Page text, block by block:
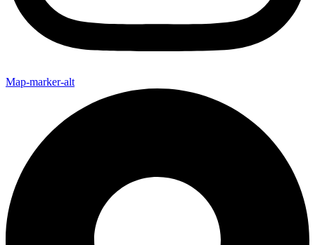
Map-marker-alt